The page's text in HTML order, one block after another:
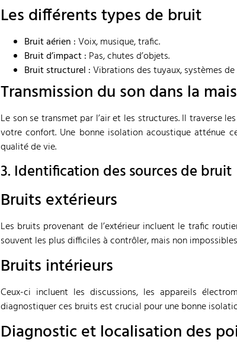
Les différents types de bruit
Bruit aérien :Voix, musique, trafic.
Bruit d’impact : Pas, chutes d’objets.
Bruit structurel :Vibrations des tuyaux, systèmes
Transmission du son dans la
Le son se transmet par l’air et les structures. Il traverse
votre confort. Une bonne isolation acoustique atténue
qualité de vie.
3. Identification des sources de bruit
Bruits extérieurs
Les bruits provenant de l’extérieur incluent le trafic
souvent les plus difficiles à contrôler, mais non
Bruits intérieurs
Ceux-ci incluent les discussions, les appareils
diagnostiquer ces bruits est crucial pour une bonne
Diagnostic et localisation des